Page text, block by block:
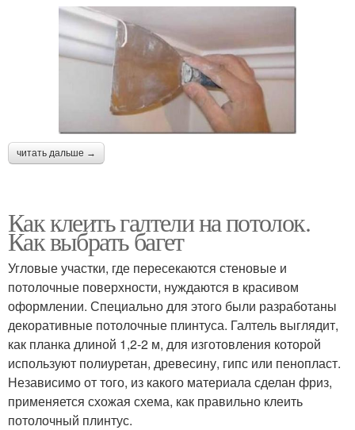
читать дальше →
Как клеить галтели на потолок.
Как выбрать багет
Угловые участки, где пересекаются стеновые и
потолочные поверхности, нуждаются в красивом
оформлении. Специально для этого были разработаны
декоративные потолочные плинтуса. Галтель выглядит,
как планка длиной 1,2-2 м, для изготовления которой
используют полиуретан, древесину, гипс или пенопласт.
Независимо от того, из какого материала сделан фриз,
применяется схожая схема, как правильно клеить
потолочный плинтус.